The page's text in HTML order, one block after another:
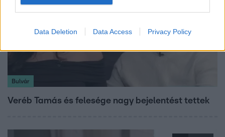
Data Deletion Data Access Privacy Policy
Bulvár
Veréb Tamás és felesége nagy bejelentést tettek